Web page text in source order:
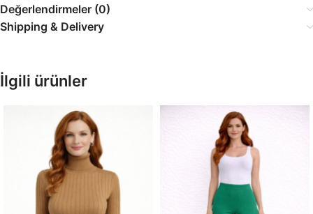
Değerlendirmeler (0)
Shipping & Delivery
İlgili ürünler